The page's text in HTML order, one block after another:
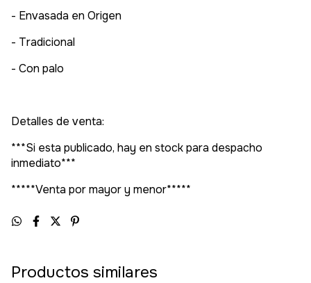
- Envasada en Origen
- Tradicional
- Con palo
Detalles de venta:
***Si esta publicado, hay en stock para despacho
inmediato***
*****Venta por mayor y menor*****
Productos similares